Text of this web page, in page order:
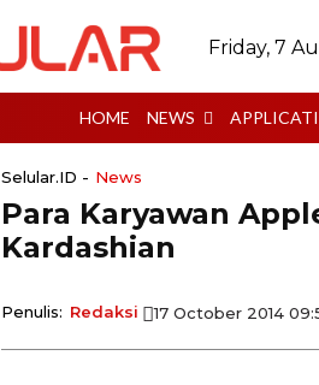
Friday, 7
HOME NEWS
Selular.ID - News
Para Karyawan
Kardashian
Penulis: Redaksi 17 October 2014